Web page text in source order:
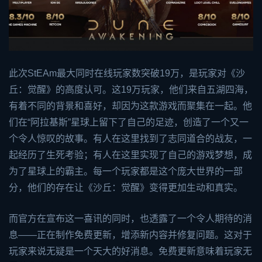
此次StEAm最大同时在线玩家数突破19万，是玩家对《沙
丘：觉醒》的高度认可。这19万玩家，他们来自五湖四海，
有着不同的背景和喜好，却因为这款游戏而聚集在一起。他
们在“阿拉基斯”星球上留下了自己的足迹，创造了一个又一
个令人惊叹的故事。有人在这里找到了志同道合的战友，一
起经历了生死考验；有人在这里实现了自己的游戏梦想，成
为了星球上的霸主。每一个玩家都是这个庞大世界的一部
分，他们的存在让《沙丘：觉醒》变得更加生动和真实。
而官方在宣布这一喜讯的同时，也透露了一个令人期待的消
息——正在制作免费更新，增添新内容并修复问题。这对于
玩家来说无疑是一个天大的好消息。免费更新意味着玩家无